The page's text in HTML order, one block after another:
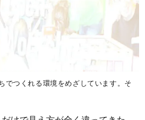
でつくれる環境をめざしています。そ